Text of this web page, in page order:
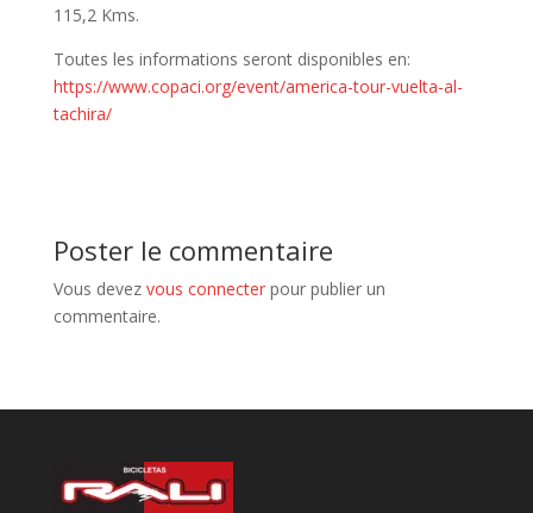
115,2 Kms.
Toutes les informations seront disponibles en:
https://www.copaci.org/event/america-tour-vuelta-al-
tachira/
Poster le commentaire
Vous devez vous connecterpour publier un
commentaire.